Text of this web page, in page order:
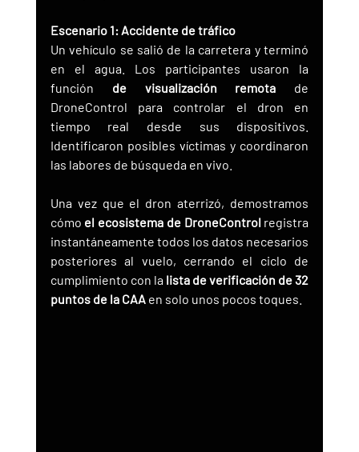
Escenario 1: Accidente de tráfico
Un vehículo se salió de la carretera y terminó
en el agua. Los participantes usaron la
función de visualización remota de
DroneControl para controlar el dron en
tiempo real desde sus dispositivos.
Identificaron posibles víctimas y coordinaron
las labores de búsqueda en vivo.
Una vez que el dron aterrizó, demostramos
cómo el ecosistema de DroneControl registra
instantáneamente todos los datos necesarios
posteriores al vuelo, cerrando el ciclo de
cumplimiento con la lista de verificación de 32
puntos de la CAA en solo unos pocos toques.